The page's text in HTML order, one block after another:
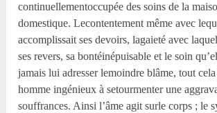
continuellementoccupée des soins de la
domestique. Lecontentement même avec
accomplissait ses devoirs, lagaieté avec
ses revers, sa bontéinépuisable et le soin
jamais lui adresser lemoindre blâme, tout
homme ingénieux à setourmenter une
souffrances. Ainsi l’âme agit surle corps ; le